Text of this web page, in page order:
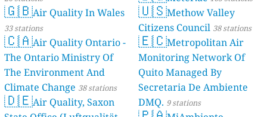
🇬🇧Air Quality In Wales
33 stations
🇨🇦Air Quality Ontario -
The Ontario Ministry Of
The Environment And
Climate Change 38 stations
🇩🇪Air Quality, Saxon
🇺🇸Methow Valley
Citizens Council 38 stations
🇪🇨Metropolitan Air
Monitoring Network Of
Quito Managed By
Secretaria De Ambiente
DMQ. 9 stations